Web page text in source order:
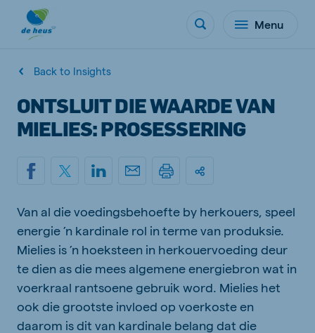
Menu
Back to Insights
ONTSLUIT DIE WAARDE VAN
MIELIES: PROSESSERING
Van al die voedingsbehoefte by herkouers, speel
energie ’n kardinale rol in terme van produksie.
Mielies is ’n hoeksteen in herkouervoeding deur
te dien as die mees algemene energiebron wat in
voerkraal rantsoene gebruik word. Mielies het
ook die grootste invloed op voerkoste en
daarom is dit van kardinale belang dat die